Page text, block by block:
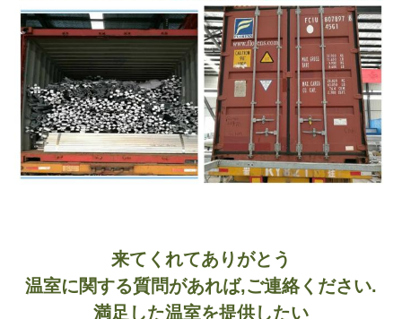
来てくれてありがとう
温室に関する質問があれば,ご連絡ください.
満足した温室を提供したい